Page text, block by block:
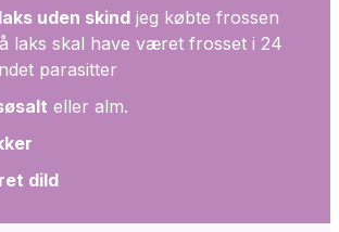
uden skind jeg købte frossen
laks skal have været frosset i 24
parasitter
eller alm.
dild